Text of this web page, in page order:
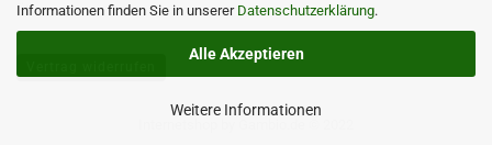
Informationen finden Sie in unserer Datenschutzerklärung.
Alle Akzeptieren
Weitere Informationen
Über uns